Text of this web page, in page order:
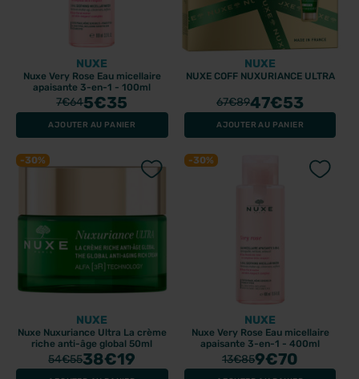
NUXE
Nuxe Very Rose Eau micellaire
apaisante 3-en-1 - 100ml
7€645€35
AJOUTER AU PANIER
NUXE
NUXE COFF NUXURIANCE ULTRA
67€8947€53
AJOUTER AU PANIER
-30%
NUXE
Nuxe Nuxuriance Ultra La crème
riche anti-âge global 50ml
54€5538€19
-30%
NUXE
Nuxe Very Rose Eau micellaire
apaisante 3-en-1 - 400ml
13€859€70